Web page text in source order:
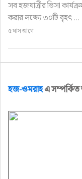
সব হজযাত্রীর ভিসা
করার লক্ষ্যে ৩০টি বৃহৎ ...
৫ মাস আগে
হজ-ওমরাহএ